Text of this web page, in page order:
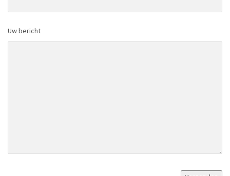
Uw bericht